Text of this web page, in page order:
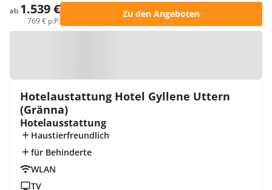
ab 1.539 €
769 € p.P.
Zu den Angeboten
Hotelaustattung Hotel Gyllene Uttern
(Gränna)
Hotelausstattung
Haustierfreundlich
für Behinderte
WLAN
TV